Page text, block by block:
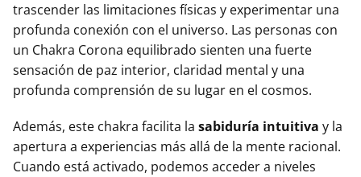
trascender las limitaciones físicas y experimentar una
profunda conexión con el universo. Las personas con
un Chakra Corona equilibrado sienten una fuerte
sensación de paz interior, claridad mental y una
profunda comprensión de su lugar en el cosmos.
Además, este chakra facilita la sabiduría intuitiva y la
apertura a experiencias más allá de la mente racional.
Cuando está activado, podemos acceder a niveles